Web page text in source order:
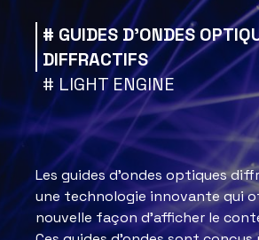
# GUIDES D'ONDES
DIFFRACTIFS
# LIGHT ENGINE
Les guides d'ondes optiques
une technologie innovante qui
nouvelle façon d'afficher le